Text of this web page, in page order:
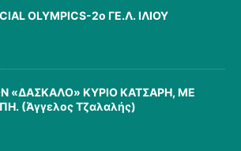
OLYMPICS-2ο ΓΕ.Λ. ΙΛΙΟΥ
«ΔΑΣΚΑΛΟ» ΚΥΡΙΟ ΚΑΤΣΑΡΗ, ΜΕ
(Άγγελος Τζαλαλής)